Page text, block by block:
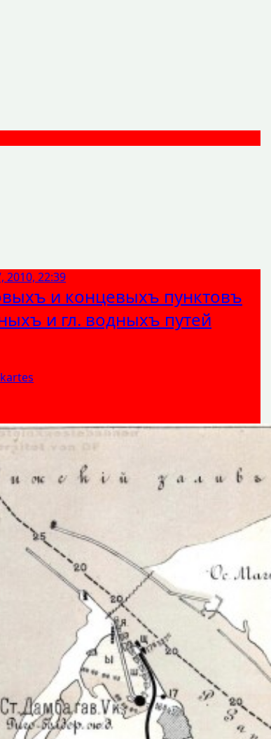
2010, 22:39
и концевыхъ пунктовъ
и гл. водныхъ путей